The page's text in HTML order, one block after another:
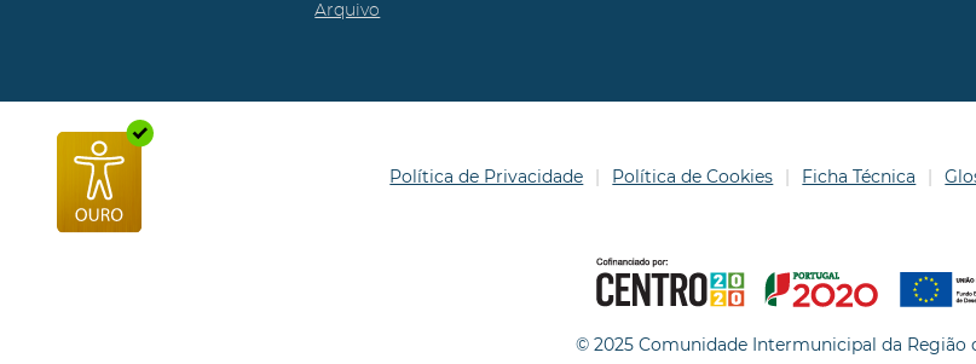
Arquivo
Política de Privacidade Política de Cookies Ficha Técnica
© 2025 Comunidade Intermunicipal da Região